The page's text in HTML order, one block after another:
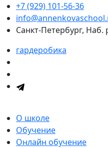
+7 (929) 101-56-36
Санкт-Петербург, Наб.
гардеробика
О школе
Обучение
Онлайн обучение